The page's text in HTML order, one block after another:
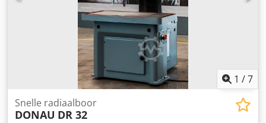
1 /7
Snelle radiaalboor
DONAU DR 32